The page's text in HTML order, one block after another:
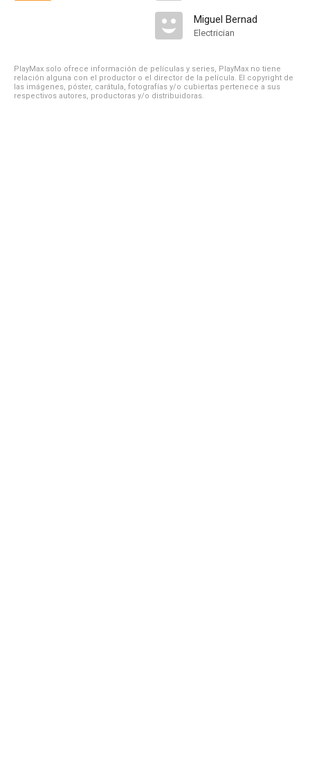
Miguel Bernad
Electrician
PlayMax solo ofrece información de películas y series, PlayMax no tiene
relación alguna con el productor o el director de la película. El copyright de
las imágenes, póster, carátula, fotografías y/o cubiertas pertenece a sus
respectivos autores, productoras y/o distribuidoras.